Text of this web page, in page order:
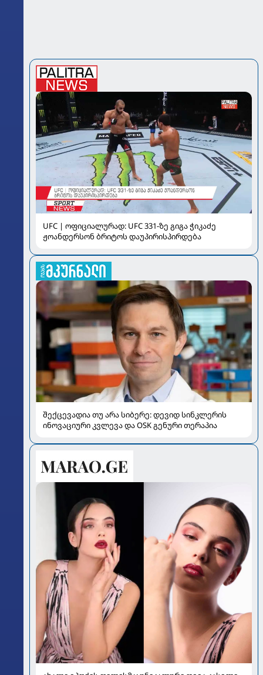
UFC | ოფიციალურად: UFC 331-ზე გიგა ჭიკაძე
ჟოანდერსონ ბრიტოს დაუპირისპირდება
შექცევადია თუ არა სიბერე: დევიდ სინკლერის
ინოვაციური კვლევა და OSK გენური თერაპია